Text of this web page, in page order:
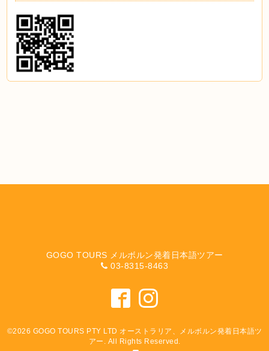
GOGO TOURS メルボルン発着日本語ツアー
03-8315-8463
©2026 GOGO TOURS PTY LTD オーストラリア、メルボルン発着日本語ツ
アー . All Rights Reserved.